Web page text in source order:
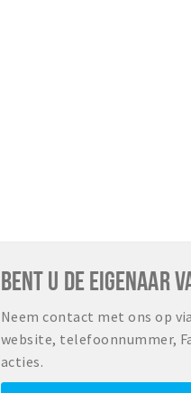
BENT U DE EIGENAAR
Neem contact met ons op
website, telefoonnummer,
acties.